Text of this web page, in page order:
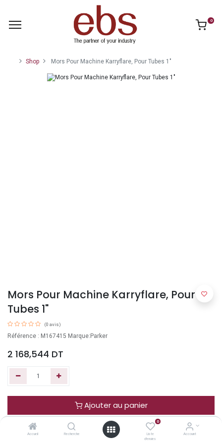
Accueil Recherche
0
Liste
d'envies
Account
0
Shop Mors Pour Machine Karryflare, Pour Tubes 1"
Mors Pour Machine Karryflare, Pour
Tubes 1"
(0 avis)
Référence : M167415 Marque:Parker
2 168,544 DT
Ajouter au panier
Acheter maintenant